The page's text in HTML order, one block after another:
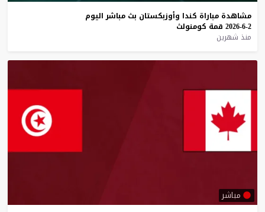
مشاهدة مباراة كندا وأوزبكستان بث مباشر اليوم
2-6-2026
قمة كومنولث
منذ شهرين
مباشر